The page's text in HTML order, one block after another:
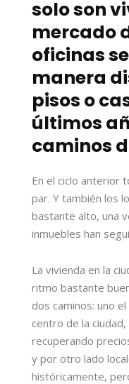
solo son
mercado
oficinas
manera
pisos o
últimos
caminos
En el ciclo anterior
par. Y también los
bastante alto, una
inmuebles han
La vivienda en la
ritmo bastante
dos caminos: uno
centro de la
recuperando
y por otro lado
históricamente,